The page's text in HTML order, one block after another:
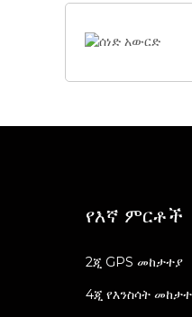
የእኛ ምርቶች
2ጂ GPS መከታተያ
4ጂ የእንስሳት